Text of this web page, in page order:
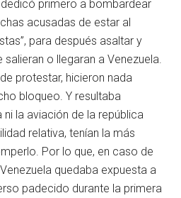
primero a bombardear
acusadas de estar al
para después asaltar y
o llegaran a Venezuela.
protestar, hicieron nada
bloqueo. Y resultaba
ni la aviación de la república
relativa, tenían la más
Por lo que, en caso de
quedaba expuesta a
padecido durante la primera